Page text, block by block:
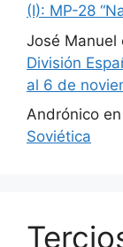
(I): MP-28
José Manuel
División
al 6 de
Andrónico en
Soviética